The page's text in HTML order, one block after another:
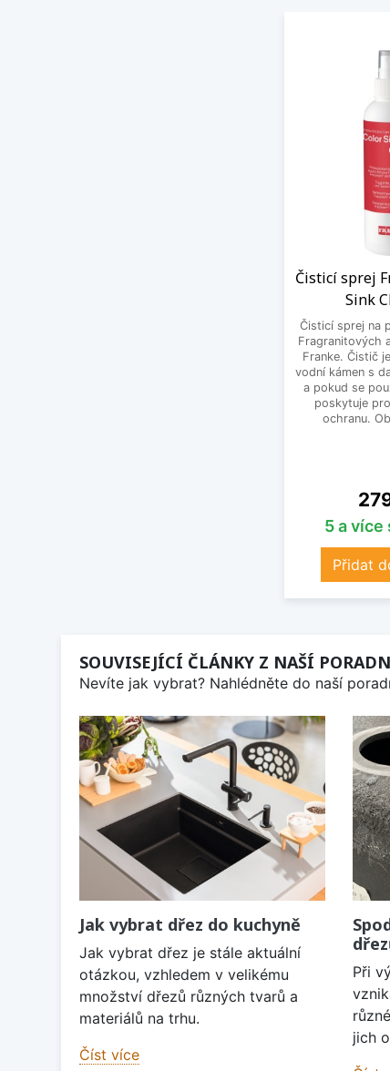
Čisticí sprej
Sink
Čisticí sprej na
Fragranitových
Franke. Čistič
vodní kámen s
a pokud se
poskytuje
ochranu.
5 a více
Přidat
SOUVISEJÍCÍ ČLÁNKY Z NAŠÍ
Nevíte jak vybrat? Nahlédněte do naší
Jak vybrat dřez do kuchyně
Jak vybrat dřez je stále aktuální
otázkou, vzhledem v velikému
množství dřezů různých tvarů a
materiálů na trhu.
Číst více
Při
jich